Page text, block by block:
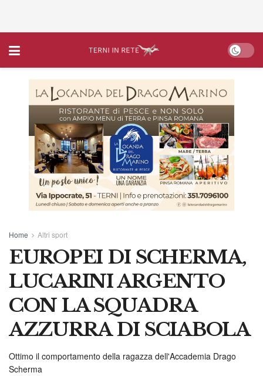
Home Altri sport
EUROPEI DI SCHERMA,
LUCARINI ARGENTO
CON LA SQUADRA
AZZURRA DI SCIABOLA
Ottimo il comportamento della ragazza dell'Accademia Drago
Scherma